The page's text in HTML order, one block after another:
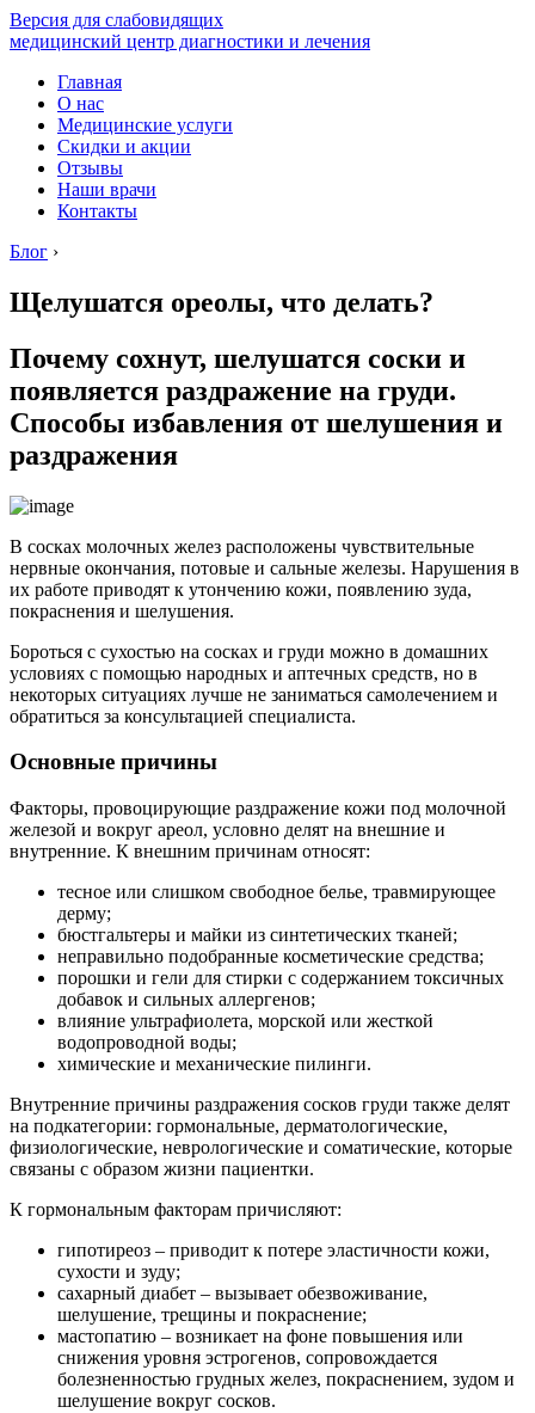
Версия для слабовидящих
медицинский центр диагностики и лечения
Главная
О нас
Медицинские услуги
Скидки и акции
Отзывы
Наши врачи
Контакты
Блог ›
Щелушатся ореолы, что делать?
Почему сохнут, шелушатся соски и
появляется раздражение на груди.
Способы избавления от шелушения и
раздражения
В сосках молочных желез расположены чувствительные
нервные окончания, потовые и сальные железы. Нарушения в
их работе приводят к утончению кожи, появлению зуда,
покраснения и шелушения.
Бороться с сухостью на сосках и груди можно в домашних
условиях с помощью народных и аптечных средств, но в
некоторых ситуациях лучше не заниматься самолечением и
обратиться за консультацией специалиста.
Основные причины
Факторы, провоцирующие раздражение кожи под молочной
железой и вокруг ареол, условно делят на внешние и
внутренние. К внешним причинам относят:
тесное или слишком свободное белье, травмирующее
дерму;
бюстгальтеры и майки из синтетических тканей;
неправильно подобранные косметические средства;
порошки и гели для стирки с содержанием токсичных
добавок и сильных аллергенов;
влияние ультрафиолета, морской или жесткой
водопроводной воды;
химические и механические пилинги.
Внутренние причины раздражения сосков груди также делят
на подкатегории: гормональные, дерматологические,
физиологические, неврологические и соматические, которые
связаны с образом жизни пациентки.
К гормональным факторам причисляют:
гипотиреоз – приводит к потере эластичности кожи,
сухости и зуду;
сахарный диабет – вызывает обезвоживание,
шелушение, трещины и покраснение;
мастопатию – возникает на фоне повышения или
снижения уровня эстрогенов, сопровождается
болезненностью грудных желез, покраснением, зудом и
шелушение вокруг сосков.